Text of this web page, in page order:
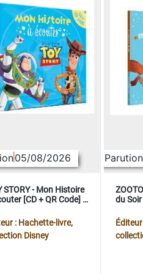
05/08/2026
STORY - Mon Histoire
[CD + QR Code] -
: Hachette-livre,
Disney
Parution
du